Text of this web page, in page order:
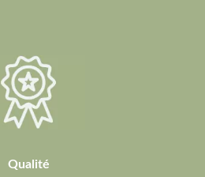
Qualité